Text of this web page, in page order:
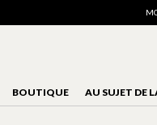
BOUTIQUE AU SUJET DE